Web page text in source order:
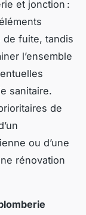
et jonction :
fuite, tandis
l’ensemble
sanitaire.
de
ou d’une
rénovation